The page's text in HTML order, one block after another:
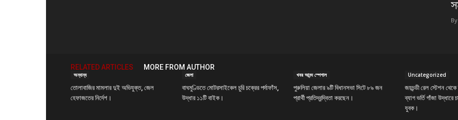
By
RELATED ARTICLES MORE FROM AUTHOR
অন্যান্য
তোলাবাজির মামলার দুই অভিযুক্ত, জেল
হেফাজতের নির্দেশ।
জেলা
বাঘমুণ্ডিতে মোটরসাইকেল চুরি চক্রের পর্দাফাঁস,
উদ্ধার ১১টি বাইক।
খবর আনন্দ স্পেশাল
পুরুলিয়া জেলার ৯টি বিধানসভা সিটে ৮৯ জন
প্রার্থী প্রতিদ্বন্দ্বিতা করছেন।
Uncategorized
জয়চন্ডী রেল স্টেশন
ব্যাগ ভর্তি গাঁজা উদ্ধারে
যুবক।